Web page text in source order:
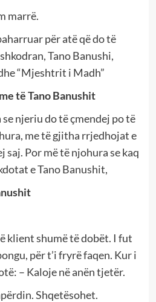
marrë.
për atë që do të
Tano Banushi,
“Mjeshtrit i Madh”
të Tano Banushit
njeriu do të çmendej po të
me të gjitha rrjedhojat e
saj. Por më të njohura se kaq
e Tano Banushit,
klient shumë të dobët. I fut
për t’i fryrë faqen. Kur i
– Kaloje në anën tjetër.
Shqetësohet.